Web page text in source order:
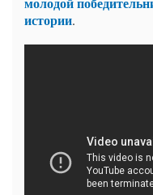
истории.